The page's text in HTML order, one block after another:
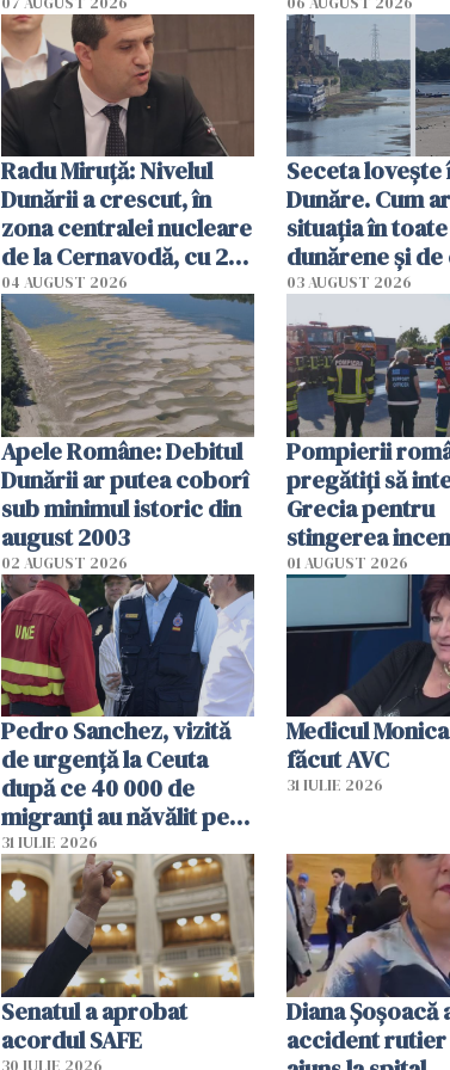
Radu Miruţă: Nivelul
Dunării a crescut, în
zona centralei nucleare
de la Cernavodă, cu 2
cm faţă de ziua trecută
04 AUGUST 2026
Seceta
Dunăre. Cum
situația în
dunărene și de
România
efectele, deși a
în iulie
03 AUGUST 2026
Apele Române: Debitul
Dunării ar putea coborî
sub minimul istoric din
august 2003
02 AUGUST 2026
Pompierii
pregătiţi să
Grecia pentru
stingerea
01 AUGUST 2026
Pedro Sanchez, vizită
de urgență la Ceuta
după ce 40 000 de
migranți au năvălit pe
teritoriul spaniol: „Vom
mobiliza toate
resursele"
31 IULIE 2026
Medicul
făcut AVC
31 IULIE 2026
Senatul a aprobat
acordul SAFE
30 IULIE 2026
Diana Șoșoacă
accident rutier